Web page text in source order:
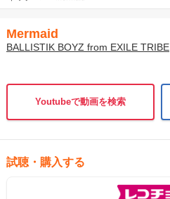
Mermaid
BALLISTIK BOYZ from EXILE TRIBE
Youtubeで動画を検索
試聴・購入する